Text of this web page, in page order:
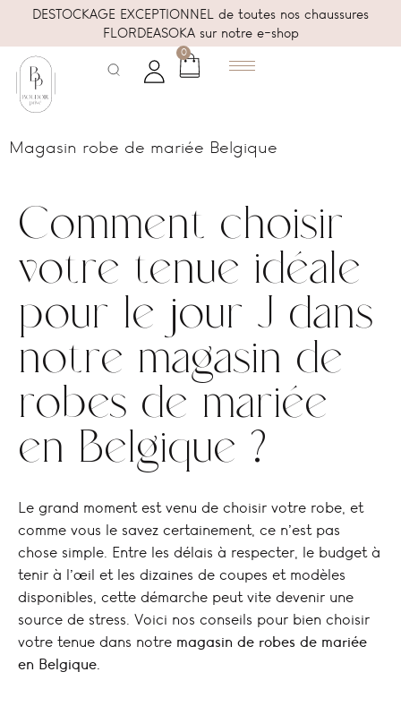
DESTOCKAGE EXCEPTIONNEL de toutes nos chaussures
FLORDEASOKA sur notre e-shop
0
Magasin robe de mariée Belgique
Comment choisir
votre tenue idéale
pour le jour J dans
notre magasin de
robes de mariée
en Belgique ?
Le grand moment est venu de choisir votre robe, et
comme vous le savez certainement, ce n’est pas
chose simple. Entre les délais à respecter, le budget à
tenir à l’œil et les dizaines de coupes et modèles
disponibles, cette démarche peut vite devenir une
source de stress. Voici nos conseils pour bien choisir
votre tenue dans notre magasin de robes de mariée
en Belgique.